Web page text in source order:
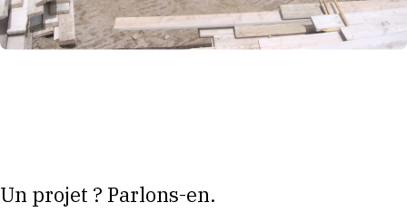
Un projet ? Parlons-en.